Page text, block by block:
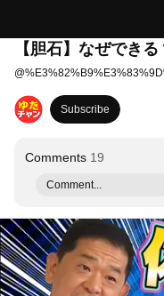
【胆石】なぜでき
@
Subscribe
Comments 19
Comment...